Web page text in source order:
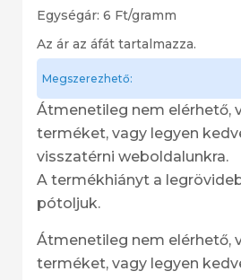
Egységár: 6 Ft/gramm
Az ár az áfát tartalmazza.
Megszerezhető:
Átmenetileg nem elérhető,
terméket, vagy legyen
visszatérni weboldalunkra.
A termékhiányt a
pótoljuk.
Átmenetileg nem elérhető,
terméket, vagy legyen